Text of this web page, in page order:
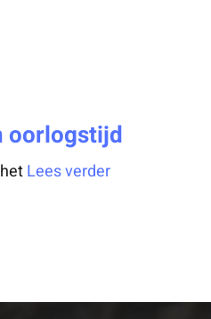
oorlogstijd
Lees verder